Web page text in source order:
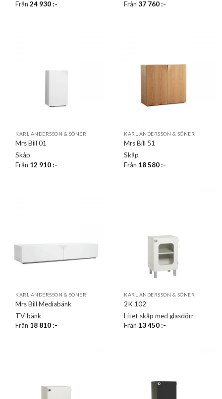
Från24 930:- Från37 760:-
KARL ANDERSSON & SÖNER
Mrs Bill 01
Skåp
Från 12 910:-
KARL ANDERSSON & SÖNER
Mrs Bill 51
Skåp
Från 18 580:-
KARL ANDERSSON & SÖNER
Mrs Bill Mediabänk
TV-bänk
Från 18 810:-
KARL ANDERSSON & SÖNER
2K 102
Litet skåp med glasdörr
Från 13 450:-